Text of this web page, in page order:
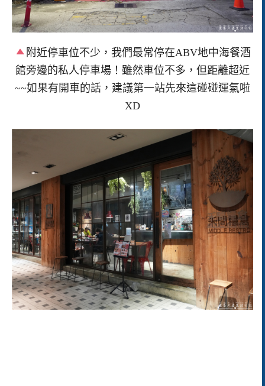
附近停車位不少，我們最常停在ABV地中海餐酒
館旁邊的私人停車場！雖然車位不多，但距離超近
~~如果有開車的話，建議第一站先來這碰碰運氣啦
XD